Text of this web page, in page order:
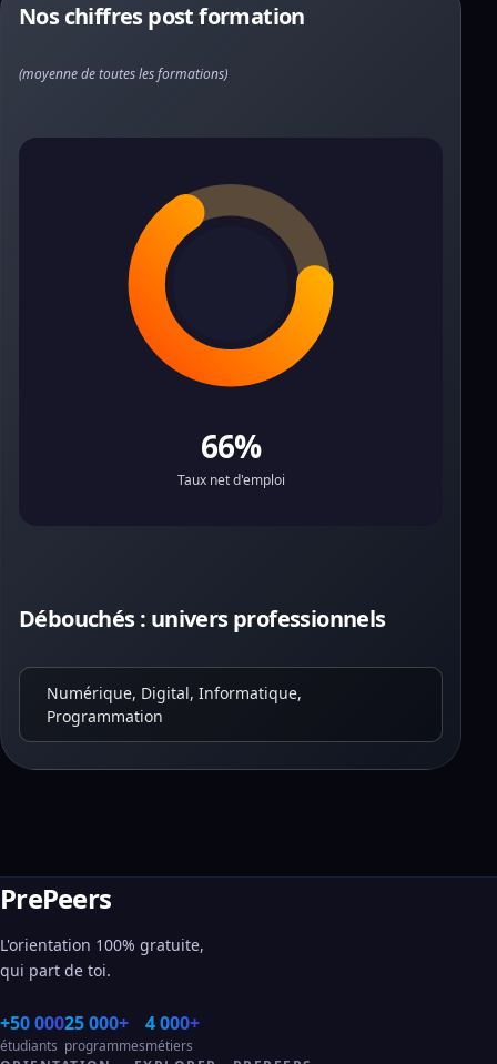
Nos chiffres post formation
(moyenne de toutes les formations)
66%
Taux net d'emploi
Débouchés : univers professionnels
Numérique, Digital, Informatique,
Programmation
PrePeers
L'orientation 100% gratuite,
qui part de toi.
+50 000
étudiants
25 000+
programmes
4 000+
métiers